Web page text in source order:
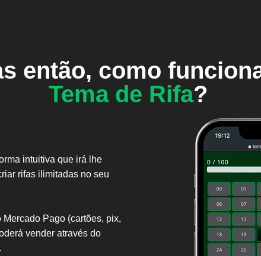
então, como
Tema de Rifa?
intuitiva que irá lhe
rifas ilimitadas no seu
Pago (cartões, pix,
vender através do